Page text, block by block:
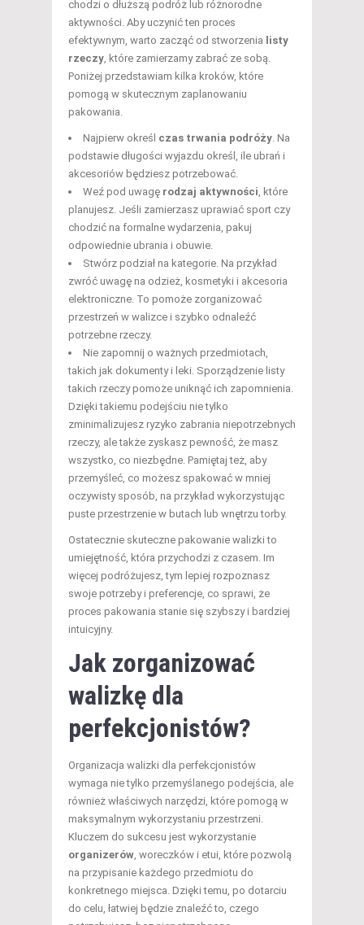
chodzi o dłuższą podróż lub różnorodne
aktywności. Aby uczynić ten proces
efektywnym, warto zacząć od stworzenia listy
rzeczy, które zamierzamy zabrać ze sobą.
Poniżej przedstawiam kilka kroków, które
pomogą w skutecznym zaplanowaniu
pakowania.
Najpierw określ czas trwania podróży. Na
podstawie długości wyjazdu określ, ile ubrań i
akcesoriów będziesz potrzebować.
Weź pod uwagę rodzaj aktywności, które
planujesz. Jeśli zamierzasz uprawiać sport czy
chodzić na formalne wydarzenia, pakuj
odpowiednie ubrania i obuwie.
Stwórz podział na kategorie. Na przykład
zwróć uwagę na odzież, kosmetyki i akcesoria
elektroniczne. To pomoże zorganizować
przestrzeń w walizce i szybko odnaleźć
potrzebne rzeczy.
Nie zapomnij o ważnych przedmiotach,
takich jak dokumenty i leki. Sporządzenie listy
takich rzeczy pomoże uniknąć ich zapomnienia.
Dzięki takiemu podejściu nie tylko
zminimalizujesz ryzyko zabrania niepotrzebnych
rzeczy, ale także zyskasz pewność, że masz
wszystko, co niezbędne. Pamiętaj też, aby
przemyśleć, co możesz spakować w mniej
oczywisty sposób, na przykład wykorzystując
puste przestrzenie w butach lub wnętrzu torby.
Ostatecznie skuteczne pakowanie walizki to
umiejętność, która przychodzi z czasem. Im
więcej podróżujesz, tym lepiej rozpoznasz
swoje potrzeby i preferencje, co sprawi, że
proces pakowania stanie się szybszy i bardziej
intuicyjny.
Jak zorganizować
walizkę dla
perfekcjonistów?
Organizacja walizki dla perfekcjonistów
wymaga nie tylko przemyślanego podejścia, ale
również właściwych narzędzi, które pomogą w
maksymalnym wykorzystaniu przestrzeni.
Kluczem do sukcesu jest wykorzystanie
organizerów, woreczków i etui, które pozwolą
na przypisanie każdego przedmiotu do
konkretnego miejsca. Dzięki temu, po dotarciu
do celu, łatwiej będzie znaleźć to, czego